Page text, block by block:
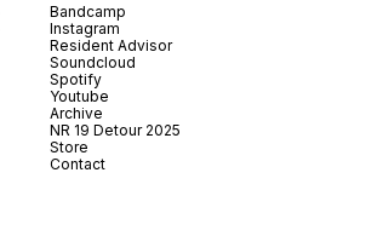
Bandcamp
Instagram
Resident Advisor
Soundcloud
Spotify
Youtube
Archive
NR 19 Detour 2025
Store
Contact